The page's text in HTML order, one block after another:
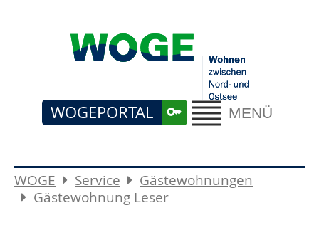
MENÜ
WOGEPORTAL
WOGE Service
Gästewohnungen
Gästewohnung Leser